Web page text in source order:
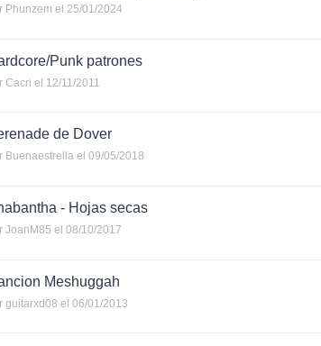
Phunzem el 25/01/2024
Punk patrones
Cacri el 12/11/2011
de Dover
Buenaestrella el 09/05/2018
- Hojas secas
JoanM85 el 08/10/2017
Meshuggah
guitarxd08 el 06/01/2013